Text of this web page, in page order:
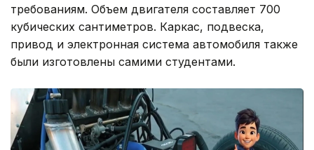
требованиям. Объем двигателя составляет 700
кубических сантиметров. Каркас, подвеска,
привод и электронная система автомобиля также
были изготовлены самими студентами.